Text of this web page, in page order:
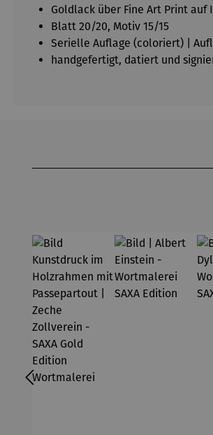
Goldlack über Fine Art Print
Blatt 20/20, Motiv 15/15
Serielle Auflage (coloriert) |
handgefertigt, datiert und